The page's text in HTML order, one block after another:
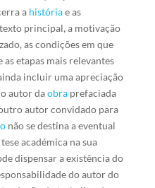
a históriae as
principal, a motivação
as condições em que
etapas mais relevantes
incluir uma apreciação
autor daobraprefaciada
autor convidado para
não se destina a eventual
académica na sua
dispensar a existência do
do autor do